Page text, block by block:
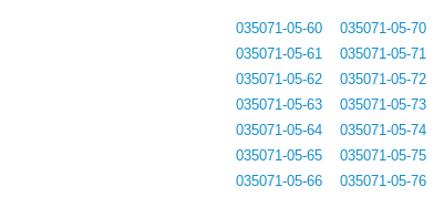
035071-05-60
035071-05-61
035071-05-62
035071-05-63
035071-05-64
035071-05-65
035071-05-66
035071-05-70
035071-05-71
035071-05-72
035071-05-73
035071-05-74
035071-05-75
035071-05-76